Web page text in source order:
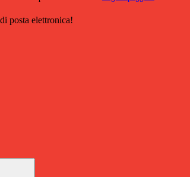
posta elettronica!